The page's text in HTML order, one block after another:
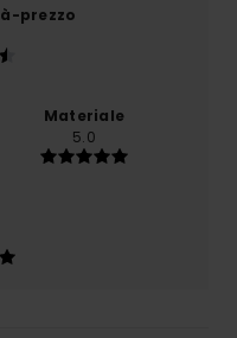
prezzo
Materiale
5.0